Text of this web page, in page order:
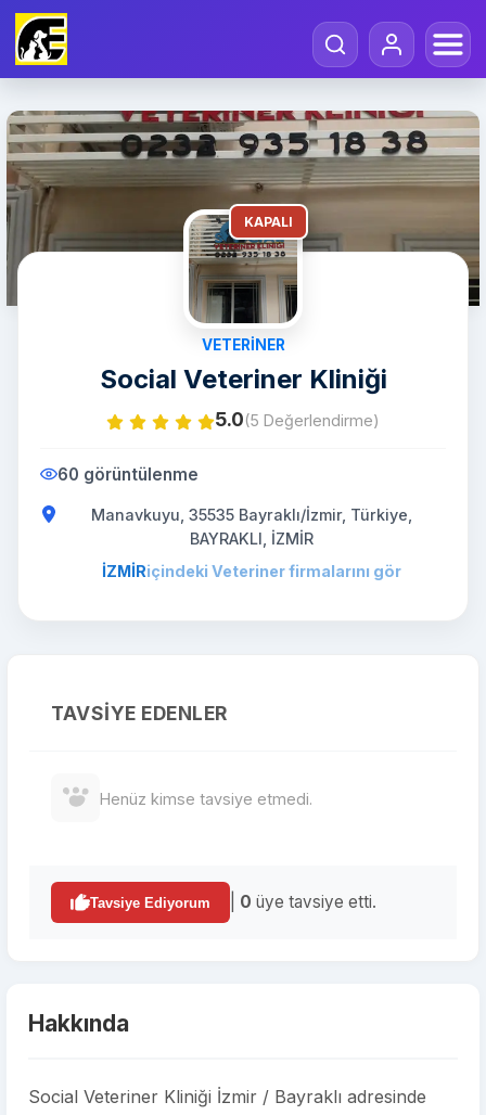
KAPALI
VETERINER
Social Veteriner Kliniği
5.0(5 Değerlendirme)
60 görüntülenme
Manavkuyu, 35535 Bayraklı/İzmir, Türkiye,
BAYRAKLI, İZMİR
İZMİRiçindeki Veteriner firmalarını gör
TAVSIYE EDENLER
Henüz kimse tavsiye etmedi.
Tavsiye Ediyorum 0 üye tavsiye etti.
Hakkında
Social Veteriner Kliniği İzmir / Bayraklı adresinde